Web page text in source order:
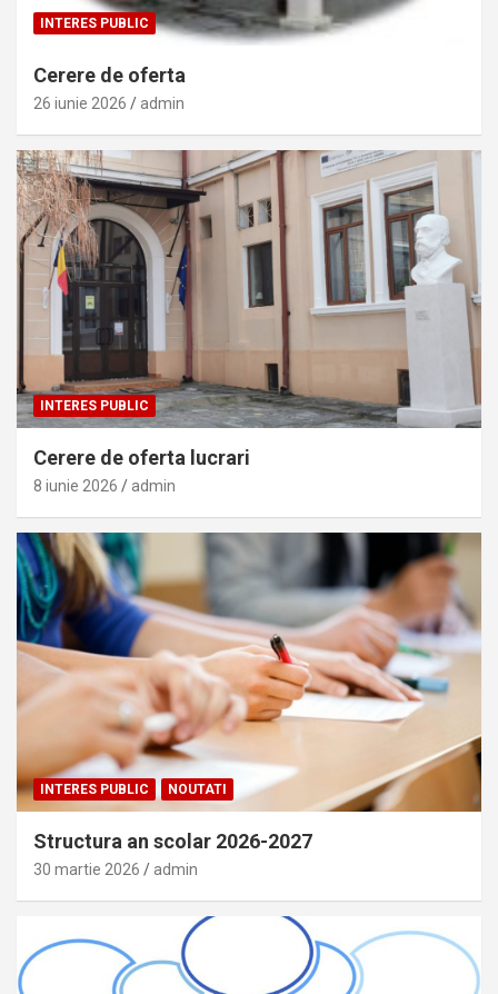
INTERES PUBLIC
Cerere de oferta
26 iunie 2026 admin
INTERES PUBLIC
Cerere de oferta lucrari
8 iunie 2026 admin
INTERES PUBLIC NOUTATI
Structura an scolar 2026-2027
30 martie 2026 admin